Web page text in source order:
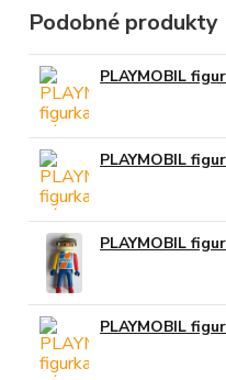
Podobné produkty
PLAYMOBIL
PLAYMOBIL
PLAYMOBIL
PLAYMOBIL